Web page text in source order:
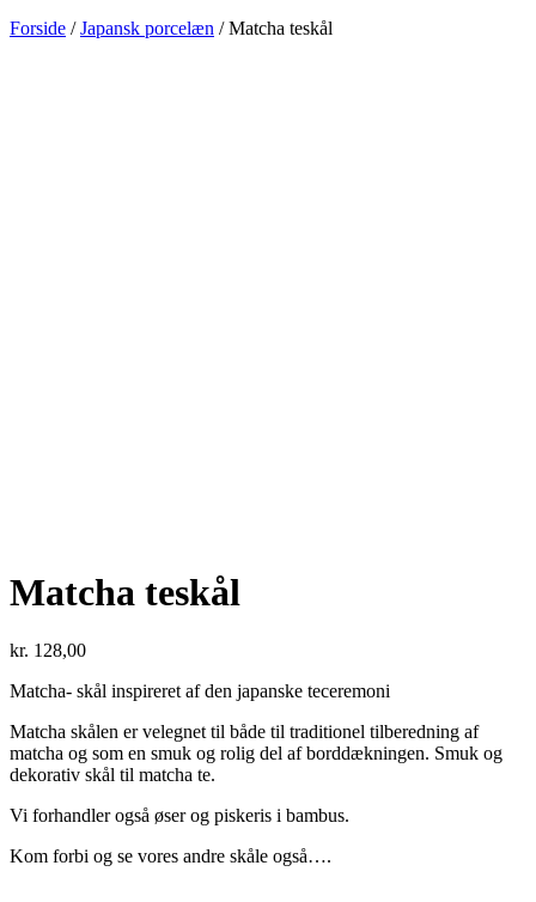
Forside /Japansk porcelæn / Matcha teskål
Matcha teskål
kr. 128,00
Matcha- skål inspireret af den japanske teceremoni
Matcha skålen er velegnet til både til traditionel tilberedning af
matcha og som en smuk og rolig del af borddækningen. Smuk og
dekorativ skål til matcha te.
Vi forhandler også øser og piskeris i bambus.
Kom forbi og se vores andre skåle også….